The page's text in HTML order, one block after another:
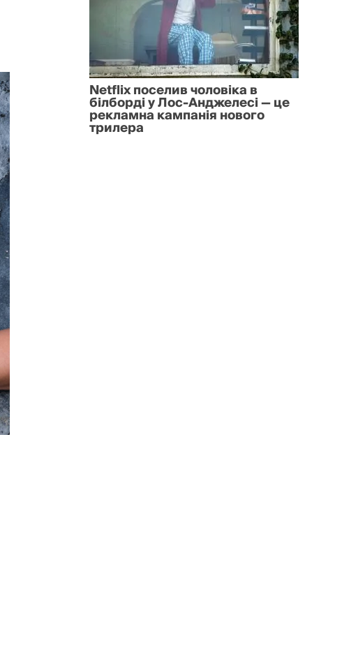
Netflix поселив чоловіка в
білборді у Лос-Анджелесі — це
рекламна кампанія нового
трилера